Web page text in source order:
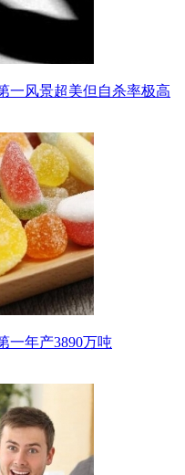
一风景超美但自杀率极高
一年产3890万吨